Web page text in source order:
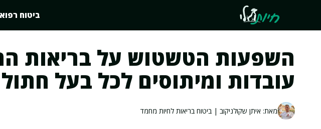
ביטוח
השפעות הטשטוש על בריאות
עובדות ומיתוסים לכל בעל חתול
מאת: איתן שקולניקוב | ביטוח בריאות לחיות מחמד